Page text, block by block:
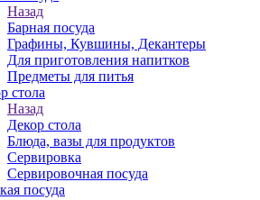
Назад
Барная посуда
Графины, Кувшины, Декантеры
Для приготовления напитков
Предметы для питья
стола
Назад
Декор стола
Блюда, вазы для продуктов
Сервировка
Сервировочная посуда
посуда